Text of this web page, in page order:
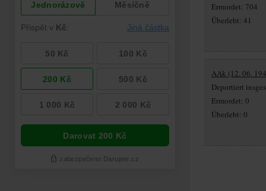
Ermordet: 704
Überlebt: 41
AAk (12. 06.
Deportiert
Ermordet: 0
Überlebt: 0